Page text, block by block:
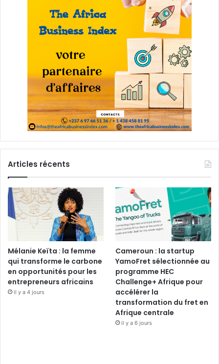
Articles récents
Mélanie Keïta : la femme
qui transforme le carbone
en opportunités pour les
entrepreneurs africains
il y a 4 jours
Cameroun : la startup
YamoFret sélectionnée au
programme HEC
Challenge+ Afrique pour
accélérer la
transformation du fret en
Afrique centrale
il y a 6 jours